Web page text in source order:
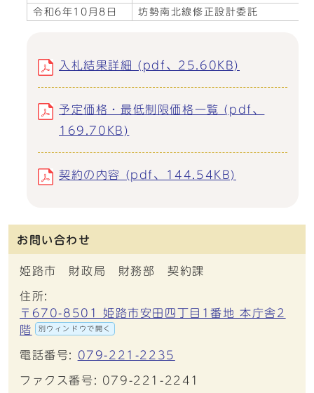
令和6年10月8日
坊勢南北線修正設計委託
入札結果詳細 (pdf、25.60KB)
予定価格・最低制限価格一覧 (pdf、
169.70KB)
契約の内容 (pdf、144.54KB)
お問い合わせ
姫路市 財政局 財務部 契約課
住所:
〒670-8501 姫路市安田四丁目1番地 本庁舎2
階
別ウィンドウで開く
電話番号: 079-221-2235
ファクス番号: 079-221-2241